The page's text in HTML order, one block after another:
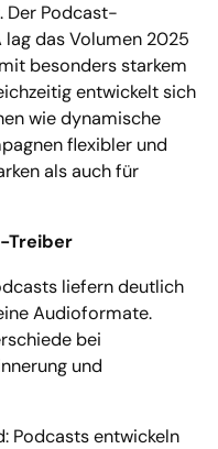
Der Podcast-
das Volumen 2025
besonders starkem
entwickelt sich
wie dynamische
flexibler und
als auch für
Treiber
liefern deutlich
Audioformate.
bei
und
Podcasts entwickeln